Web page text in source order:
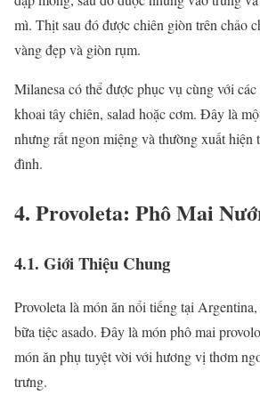
mì. Thịt sau đó được chiên giòn trên chảo
vàng đẹp và giòn rụm.
Milanesa có thể được phục vụ cùng với
khoai tây chiên, salad hoặc cơm. Đây là
nhưng rất ngon miệng và thường xuất hiện
đình.
4. Provoleta: Phô Mai
4.1. Giới Thiệu Chung
Provoleta là món ăn nổi tiếng tại
bữa tiệc asado. Đây là món phô mai
món ăn phụ tuyệt vời với hương vị thơm
trưng.